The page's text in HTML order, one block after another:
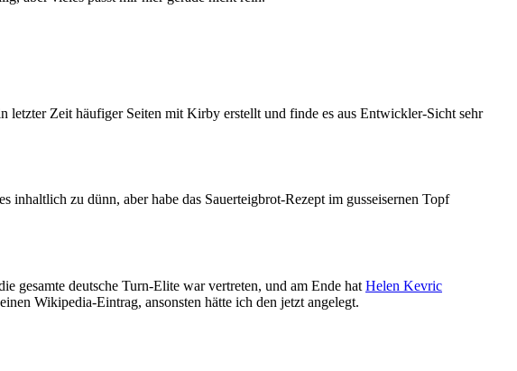
letzter Zeit häufiger Seiten mit Kirby erstellt und finde es aus Entwickler-Sicht sehr
zu dünn, aber habe das Sauerteigbrot-Rezept im gusseisernen Topf
gesamte deutsche Turn-Elite war vertreten, und am Ende hat Helen Kevric
Wikipedia-Eintrag, ansonsten hätte ich den jetzt angelegt.